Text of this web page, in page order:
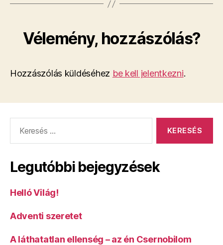
Vélemény, hozzászólás?
Hozzászólás küldéséhez be kell jelentkezni.
Legutóbbi bejegyzések
Helló Világ!
Adventi szeretet
A láthatatlan ellenség – az én Csernobilom